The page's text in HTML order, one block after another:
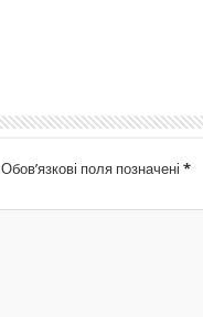
Обов’язкові поля позначені *